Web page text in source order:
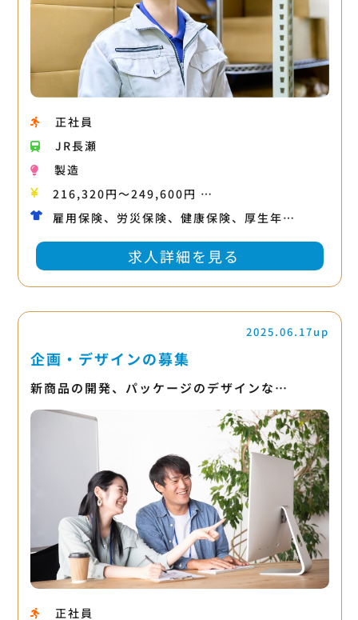
正社員
JR長瀬
製造
216,320円〜249,600円 …
雇用保険、労災保険、健康保険、厚生年…
求人詳細を見る
2025.06.17up
企画・デザインの募集
新商品の開発、パッケージのデザインな…
正社員